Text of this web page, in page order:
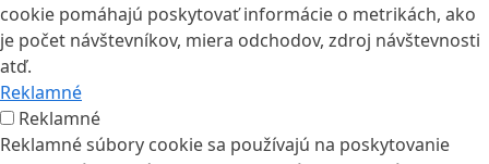
cookie pomáhajú poskytovať informácie o metrikách, ako
je počet návštevníkov, miera odchodov, zdroj návštevnosti
atď.
Reklamné
Reklamné
Reklamné súbory cookie sa používajú na poskytovanie